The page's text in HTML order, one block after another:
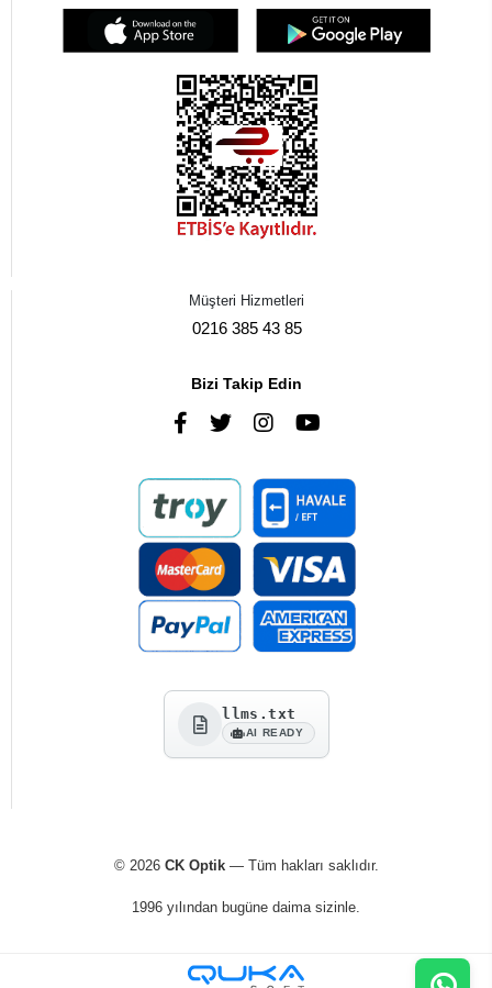
Müşteri Hizmetleri
0216 385 43 85
Bizi Takip Edin
llms.txt
AI READY
© 2026 CK Optik— Tüm hakları saklıdır.
1996 yılından bugüne daima sizinle.